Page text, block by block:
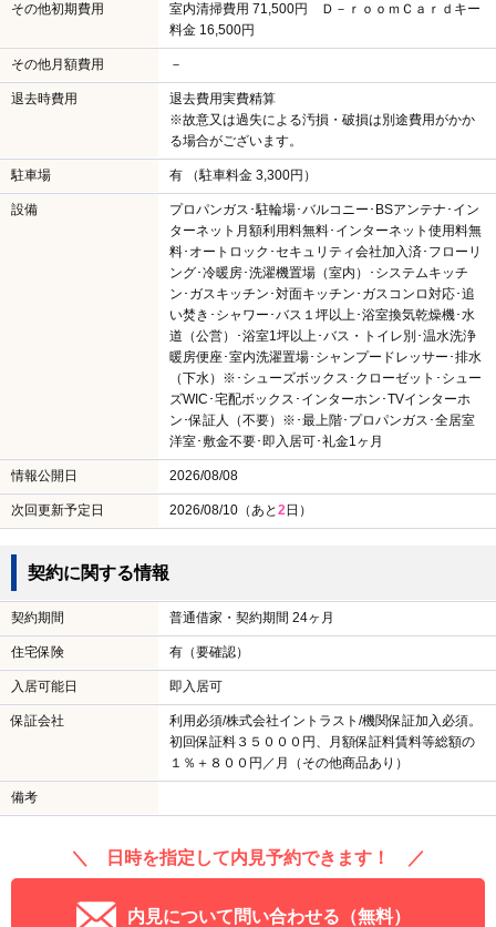
その他初期費用
室内清掃費用 71,500円 Ｄ－ｒｏｏｍＣａｒｄキー
料金 16,500円
その他月額費用 －
退去時費用
退去費用実費精算
※故意又は過失による汚損・破損は別途費用がかか
る場合がございます。
駐車場 有 （駐車料金 3,300円）
設備
プロパンガス･駐輪場･バルコニー･BSアンテナ･イン
ターネット月額利用料無料･インターネット使用料無
料･オートロック･セキュリティ会社加入済･フローリ
ング･冷暖房･洗濯機置場（室内）･システムキッチ
ン･ガスキッチン･対面キッチン･ガスコンロ対応･追
い焚き･シャワー･バス１坪以上･浴室換気乾燥機･水
道（公営）･浴室1坪以上･バス・トイレ別･温水洗浄
暖房便座･室内洗濯置場･シャンプードレッサー･排水
（下水）※･シューズボックス･クローゼット･シュー
ズWIC･宅配ボックス･インターホン･TVインターホ
ン･保証人（不要）※･最上階･プロパンガス･全居室
洋室･敷金不要･即入居可･礼金1ヶ月
情報公開日 2026/08/08
次回更新予定日 2026/08/10（あと2日）
契約に関する情報
契約期間 普通借家・契約期間 24ヶ月
住宅保険 有（要確認）
入居可能日 即入居可
保証会社
利用必須/株式会社イントラスト/機関保証加入必須。
初回保証料３５０００円、月額保証料賃料等総額の
１％＋８００円／月（その他商品あり）
備考
＼ 日時を指定して内見予約できます！ ／
内見について問い合わせる（無料）